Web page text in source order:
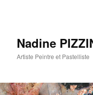
Nadine
Artiste Peintre et Pastelliste